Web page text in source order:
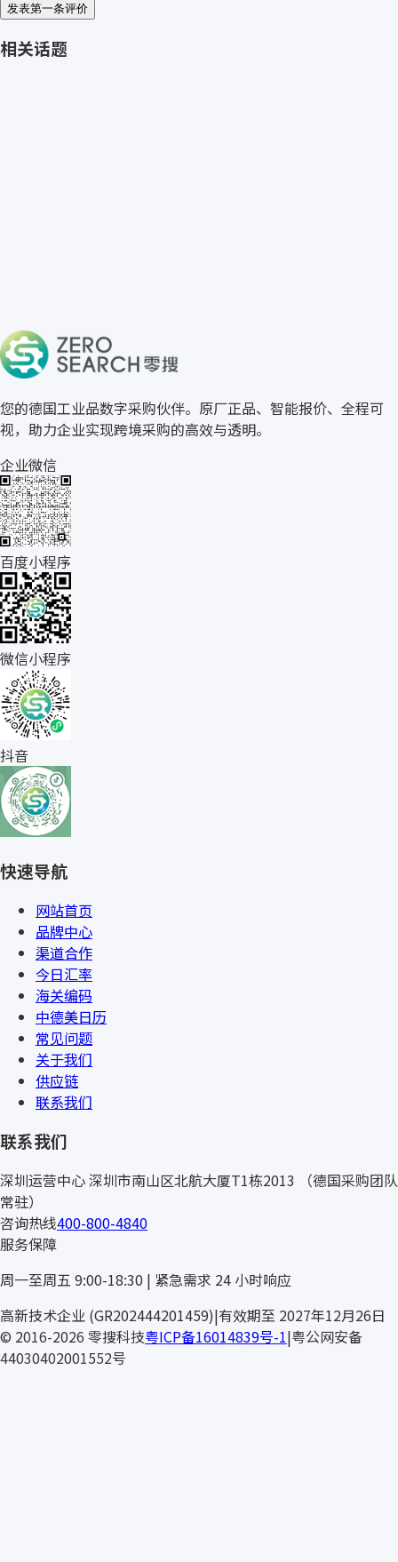
发表第一条评价
相关话题
关于零搜
您的德国工业品数字采购伙伴。原厂正品、智能报价、全程可
视，助力企业实现跨境采购的高效与透明。
企业微信
百度小程序
微信小程序
抖音
快速导航
网站首页
品牌中心
渠道合作
今日汇率
海关编码
中德美日历
常见问题
关于我们
供应链
联系我们
联系我们
深圳运营中心深圳市南山区北航大厦T1栋2013
（德国采购团队
常驻）
咨询热线400-800-4840
服务保障
周一至周五 9:00-18:30 | 紧急需求 24 小时响应
高新技术企业 (GR202444201459)|有效期至 2027年12月26日
© 2016-2026 零搜科技粤ICP备16014839号-1|粤公网安备
44030402001552号